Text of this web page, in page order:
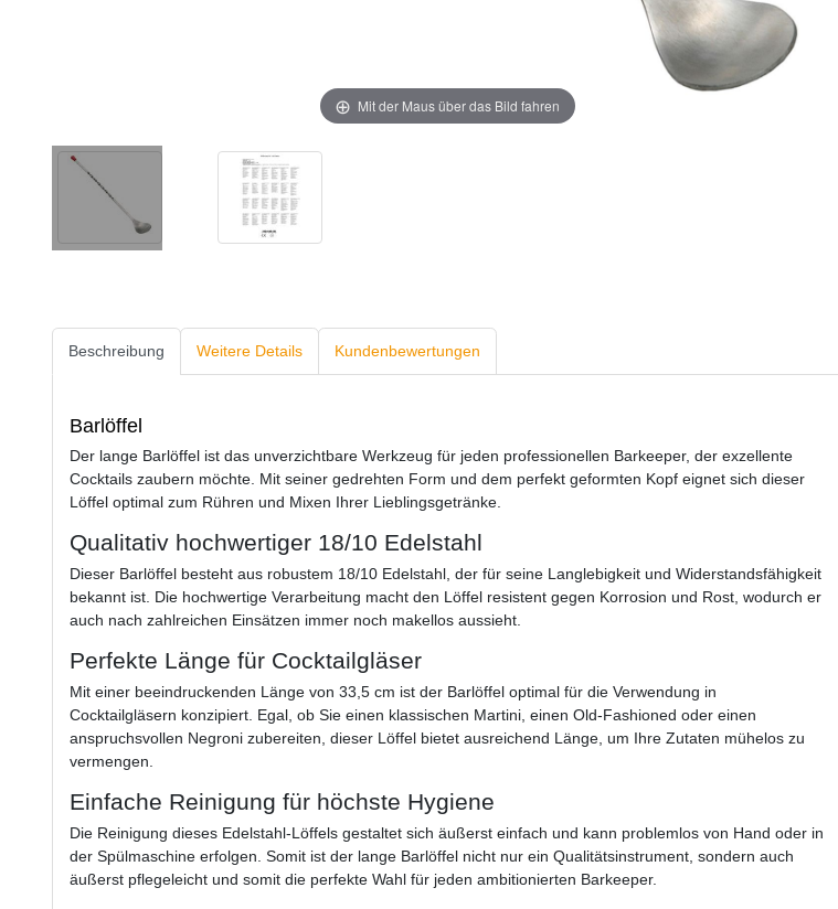
Mit der Maus über das Bild fahren
Beschreibung Weitere Details Kundenbewertungen
Barlöffel
Der lange Barlöffel ist das unverzichtbare Werkzeug für jeden professionellen Barkeeper, der exzellente
Cocktails zaubern möchte. Mit seiner gedrehten Form und dem perfekt geformten Kopf eignet sich dieser
Löffel optimal zum Rühren und Mixen Ihrer Lieblingsgetränke.
Qualitativ hochwertiger 18/10 Edelstahl
Dieser Barlöffel besteht aus robustem 18/10 Edelstahl, der für seine Langlebigkeit und Widerstandsfähigkeit
bekannt ist. Die hochwertige Verarbeitung macht den Löffel resistent gegen Korrosion und Rost, wodurch er
auch nach zahlreichen Einsätzen immer noch makellos aussieht.
Perfekte Länge für Cocktailgläser
Mit einer beeindruckenden Länge von 33,5 cm ist der Barlöffel optimal für die Verwendung in
Cocktailgläsern konzipiert. Egal, ob Sie einen klassischen Martini, einen Old-Fashioned oder einen
anspruchsvollen Negroni zubereiten, dieser Löffel bietet ausreichend Länge, um Ihre Zutaten mühelos zu
vermengen.
Einfache Reinigung für höchste Hygiene
Die Reinigung dieses Edelstahl-Löffels gestaltet sich äußerst einfach und kann problemlos von Hand oder in
der Spülmaschine erfolgen. Somit ist der lange Barlöffel nicht nur ein Qualitätsinstrument, sondern auch
äußerst pflegeleicht und somit die perfekte Wahl für jeden ambitionierten Barkeeper.